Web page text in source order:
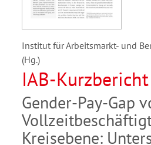
Institut für Arbeitsmarkt- und
(Hg.)
IAB-
Gender-Pay-Gap
Kreisebene: